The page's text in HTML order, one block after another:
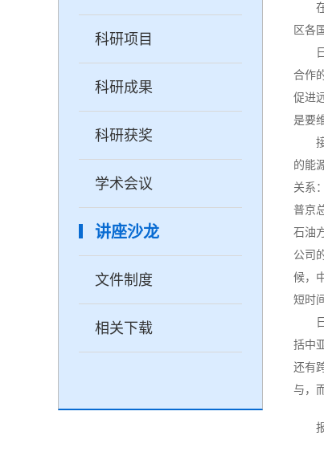
科研项目
科研成果
科研获奖
学术会议
讲座沙龙
文件制度
相关下载
区各
合作
促进
是要
的能
关系
普京
石油
公司
候，
短时
括中
还有
与，